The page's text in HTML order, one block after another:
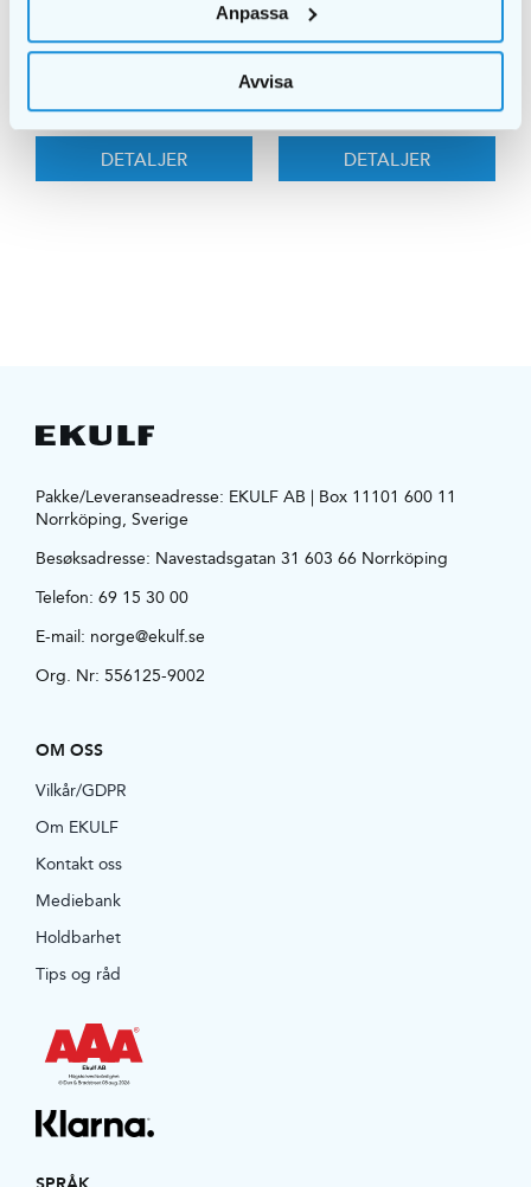
Anpassa
Avvisa
DETALJER DETALJER
Pakke/Leveranseadresse: EKULF AB | Box 11101 600 11
Norrköping, Sverige
Besøksadresse: Navestadsgatan 31 603 66 Norrköping
Telefon: 69 15 30 00
E-mail: norge@ekulf.se
Org. Nr: 556125-9002
OM OSS
Vilkår/GDPR
Om EKULF
Kontakt oss
Mediebank
Holdbarhet
Tips og råd